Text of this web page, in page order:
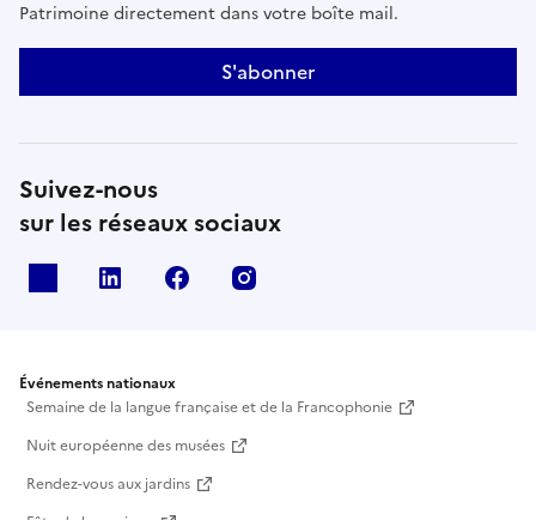
Patrimoine directement dans votre boîte mail.
S'abonner
Suivez-nous
sur les réseaux sociaux
Linkedin Facebook
Événements nationaux
Semaine de la langue française et de la Francophonie
Nuit européenne des musées
Rendez-vous aux jardins